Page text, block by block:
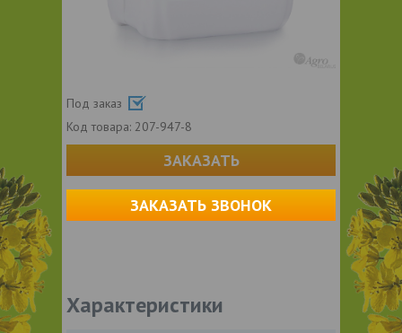
Под заказ
Код товара: 207-947-8
ЗАКАЗАТЬ
ЗАКАЗАТЬ ЗВОНОК
Характеристики